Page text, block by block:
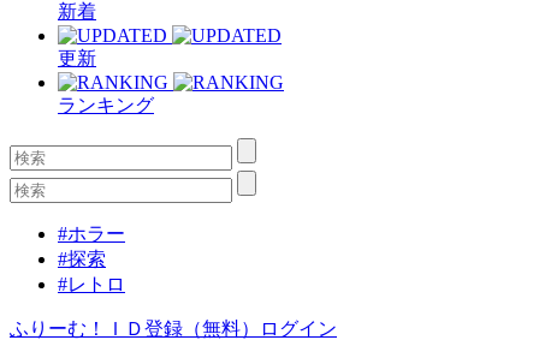
新着
更新
ランキング
#ホラー
#探索
#レトロ
ふりーむ！ＩＤ登録（無料） ログイン